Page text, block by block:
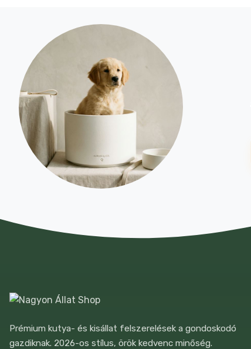
Prémium kutya- és kisállat felszerelések a gondoskodó
gazdiknak. 2026-os stílus, örök kedvenc minőség.